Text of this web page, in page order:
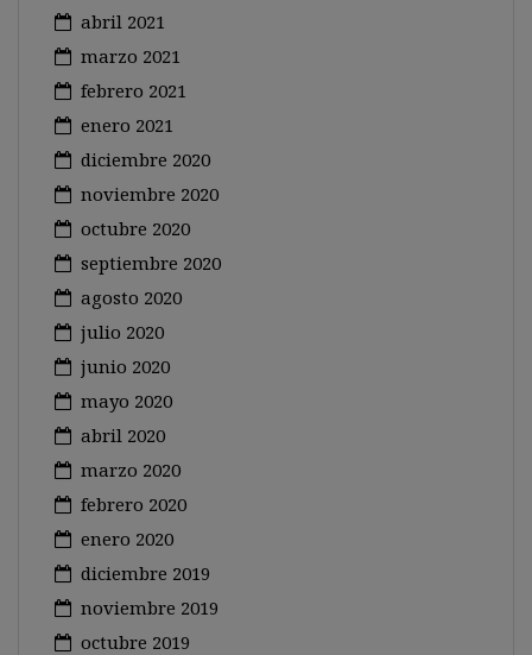
abril 2021
marzo 2021
febrero 2021
enero 2021
diciembre 2020
noviembre 2020
octubre 2020
septiembre 2020
agosto 2020
julio 2020
junio 2020
mayo 2020
abril 2020
marzo 2020
febrero 2020
enero 2020
diciembre 2019
noviembre 2019
octubre 2019